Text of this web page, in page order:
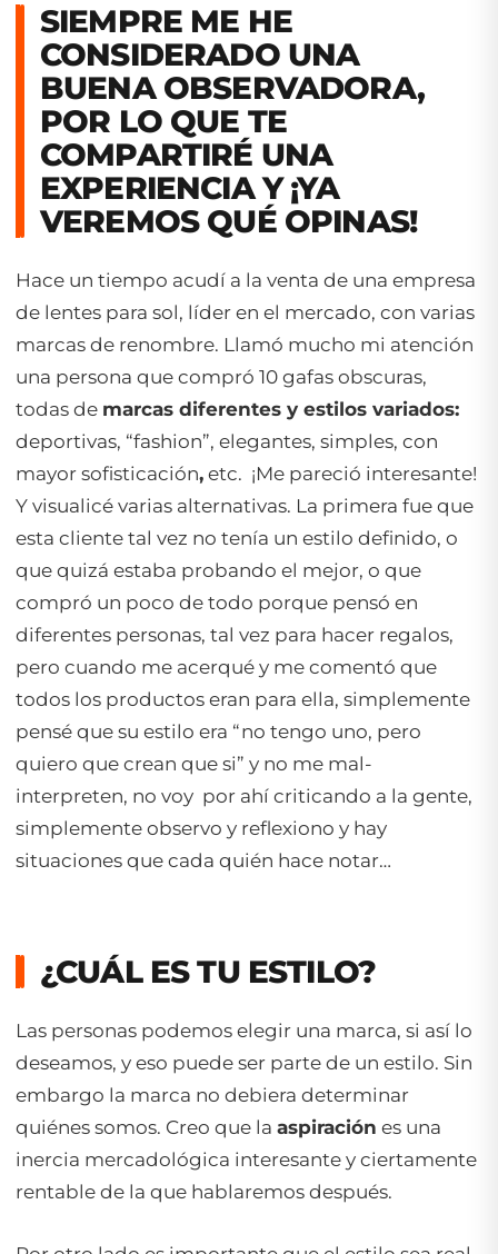
SIEMPRE ME HE
CONSIDERADO UNA
BUENA OBSERVADORA,
POR LO QUE TE
COMPARTIRÉ UNA
EXPERIENCIA Y ¡YA
VEREMOS QUÉ OPINAS!
Hace un tiempo acudí a la venta de una empresa
de lentes para sol, líder en el mercado, con varias
marcas de renombre. Llamó mucho mi atención
una persona que compró 10 gafas obscuras,
todas de marcas diferentes y estilos variados:
deportivas, “fashion”, elegantes, simples, con
mayor sofisticación, etc. ¡Me pareció interesante!
Y visualicé varias alternativas. La primera fue que
esta cliente tal vez no tenía un estilo definido, o
que quizá estaba probando el mejor, o que
compró un poco de todo porque pensó en
diferentes personas, tal vez para hacer regalos,
pero cuando me acerqué y me comentó que
todos los productos eran para ella, simplemente
pensé que su estilo era “no tengo uno, pero
quiero que crean que si” y no me mal-
interpreten, no voy por ahí criticando a la gente,
simplemente observo y reflexiono y hay
situaciones que cada quién hace notar…
¿CUÁL ES TU ESTILO?
Las personas podemos elegir una marca, si así lo
deseamos, y eso puede ser parte de un estilo. Sin
embargo la marca no debiera determinar
quiénes somos. Creo que la aspiración es una
inercia mercadológica interesante y ciertamente
rentable de la que hablaremos después.